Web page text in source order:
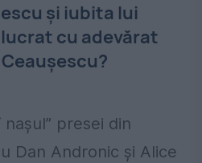
și iubita lui
cu adevărat
naşul” presei din
Dan Andronic şi Alice